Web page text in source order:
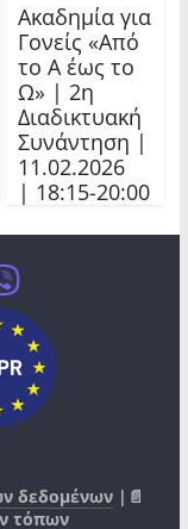
Ακαδημία για
Γονείς «Από
το Α έως το
Ω» | 2η
Διαδικτυακή
Συνάντηση |
11.02.2026
| 18:15-20:00
δεδομένων |📄
τόπων